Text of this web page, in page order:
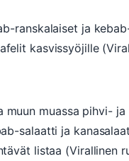
ranskalaiset ja
kasvissyöjille
muun muassa pihvi-
salaatti ja
listaa (Virallinen